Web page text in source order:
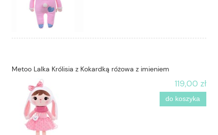
Metoo Lalka Królisia z Kokardką różowa z imieniem
119,00 zł
do koszyka